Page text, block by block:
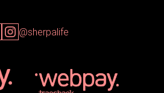
@sherpalife